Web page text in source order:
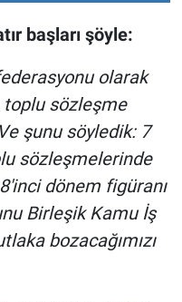
başları şöyle:
olarak
toplu sözleşme
şunu söyledik: 7
sözleşmelerinde
dönem figüranı
Birleşik Kamu İş
bozacağımızı